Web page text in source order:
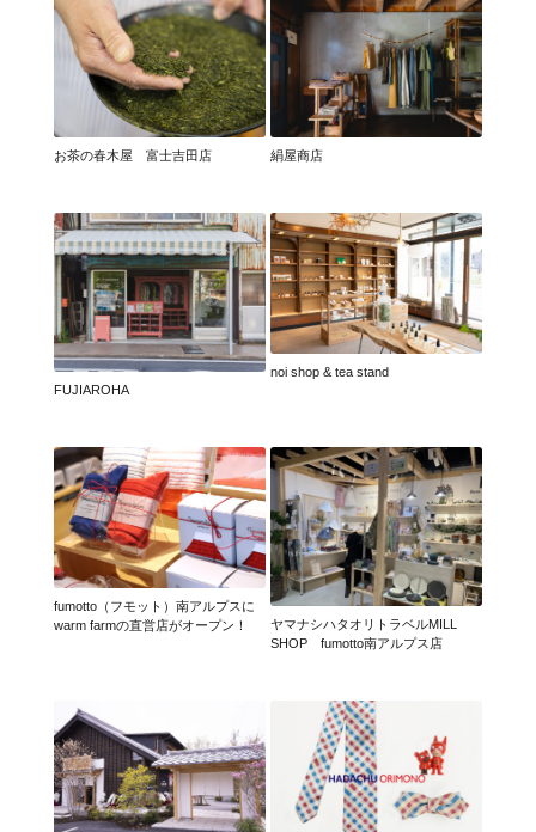
お茶の春木屋 富士吉田店 絹屋商店
FUJIAROHA
noi shop & tea stand
fumotto（フモット）南アルプスに
warm farmの直営店がオープン！
ヤマナシハタオリトラベルMILL
SHOP fumotto南アルプス店